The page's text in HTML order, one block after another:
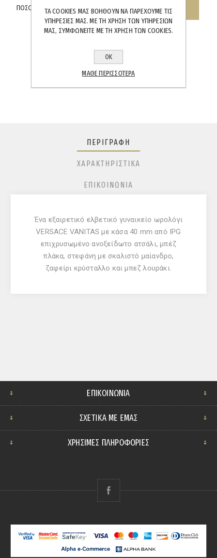
ΠΟΣΌΤΗΤΑ:
SHARE:
ΠΕΡΙΓΡΑΦΉ
ΧΑΡΑΚΤΗΡΙΣΤΙΚΆ
ΕΠΙΚΟΙΝΩΝΊΑ
Ένα εξαιρετικό ελβετικό γυναικείο ωρολόγι
VERSACE VANITAS με κάσα 40 mm από IPG
επιχρυσωμένο ανοξείδωτο ατσάλι, μπέζ
πλάκα, στεφάνη με σκαλιστό μαίανδρο,
ζαφείρι κρύσταλλο και μπεζ λουράκι.
ΕΠΙΚΟΙΝΩΝΊΑ
ΣΧΕΤΙΚΆ ΜΕ ΕΜΆΣ
ΧΡΗΣΙΜΕΣ ΠΛΗΡΟΦΟΡΙΕΣ
ΤΑ COOKIES ΜΑΣ ΒΟΗΘΟΎΝ ΝΑ ΠΑΡΈΧΟΥΜΕ ΤΙΣ
ΥΠΗΡΕΣΊΕΣ ΜΑΣ. ΜΕ ΤΗ ΧΡΉΣΗ ΤΩΝ ΥΠΗΡΕΣΙΏΝ
ΜΑΣ, ΣΥΜΦΩΝΕΊΤΕ ΜΕ ΤΗ ΧΡΉΣΗ ΤΩΝ COOKIES.
ΟΚ
ΜΆΘΕ ΠΕΡΙΣΣΌΤΕΡΑ